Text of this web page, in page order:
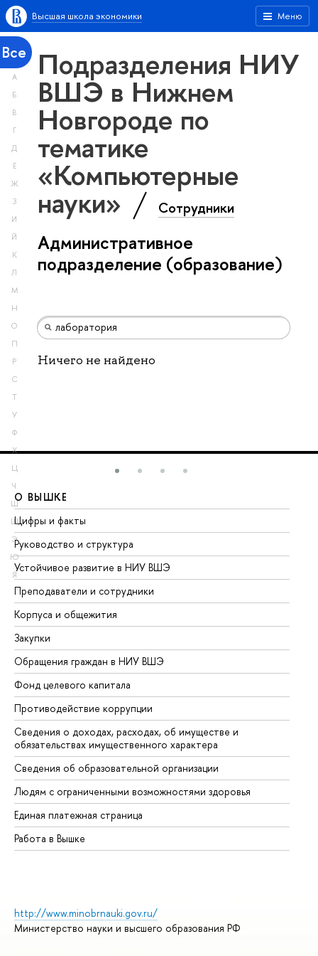
Меню
Высшая школа экономики
Все
А
Б
В
Г
Д
Е
Ж
З
И
Й
К
Л
М
Н
О
П
Р
С
Т
У
Ф
Х
Ц
Ч
Ш
Щ
Э
Ю
Я
Подразделения НИУ
ВШЭ в Нижнем
Новгороде по
тематике
«Компьютерные
науки» Сотрудники
Административное
подразделение (образование)
Ничего не найдено
О ВЫШКЕ
Цифры и факты
Руководство и структура
Устойчивое развитие в НИУ ВШЭ
Преподаватели и сотрудники
Корпуса и общежития
Закупки
Обращения граждан в НИУ ВШЭ
Фонд целевого капитала
Противодействие коррупции
Сведения о доходах, расходах, об имуществе и
обязательствах имущественного характера
Сведения об образовательной организации
Людям с ограниченными возможностями здоровья
Единая платежная страница
Работа в Вышке
http://www.minobrnauki.gov.ru/
Министерство науки и высшего образования РФ